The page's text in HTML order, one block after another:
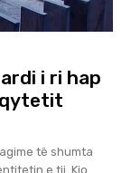
i ri hap
të shumta
e tij. Kjo